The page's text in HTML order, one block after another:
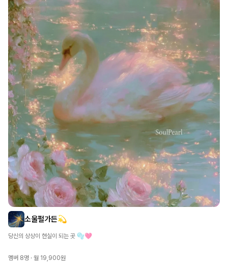
소울펄가든💫
당신의 상상이 현실이 되는 곳 🫧🩷
멤버 8명 · 월 19,900원